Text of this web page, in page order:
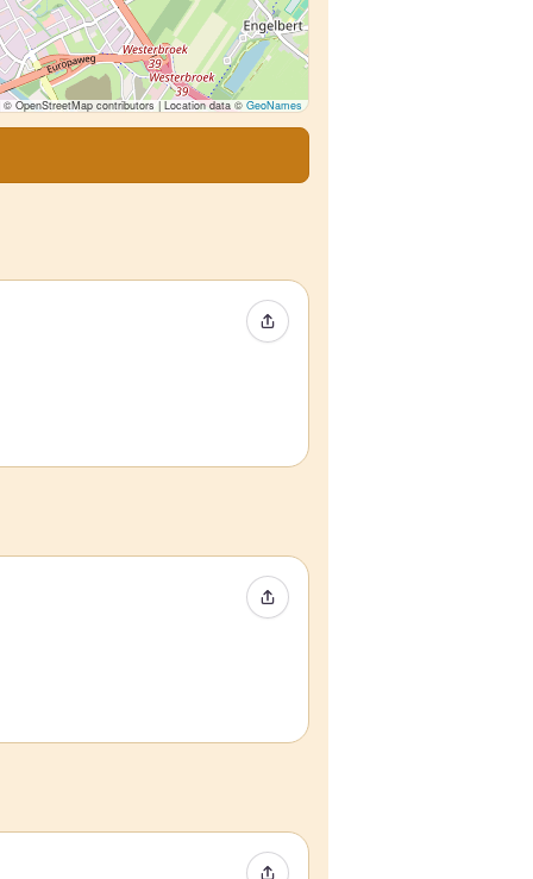
© OpenStreetMap contributors | Location data ©GeoNames
Event teilen
Event teilen